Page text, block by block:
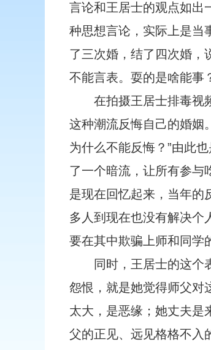
言论和王居士的观点如出
种思想言论，实际上是当
了三次婚，结了四次婚，
不能言表。耍的是啥能事
在拍摄王居士排毒视
这种潮流反悔自己的婚姻
为什么不能反悔？”由此
了一个暗流，让所有参与
是现在回忆起来，当年的
多人到现在也没有解决个
要在其中欺骗上师和同学
同时，王居士的这个
怨恨，就是她觉得师父对
太大，是恶缘；她丈夫是
父的正见、远见格格不入